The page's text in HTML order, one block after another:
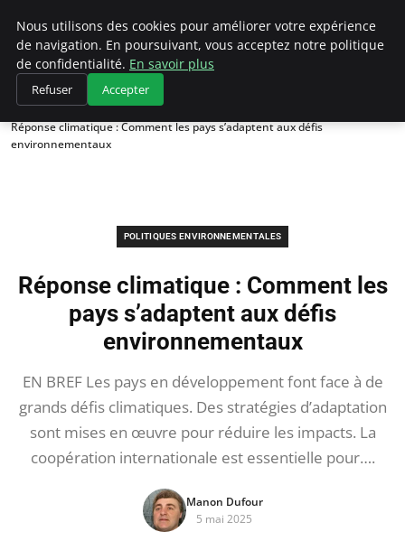
Climategatecountryclub.com
Accueil
Politiques environnementales
Réponse climatique : Comment les pays s’adaptent aux défis
environnementaux
POLITIQUES ENVIRONNEMENTALES
Réponse climatique : Comment les
pays s’adaptent aux défis
environnementaux
EN BREF Les pays en développement font face à de
grands défis climatiques. Des stratégies d’adaptation
sont mises en œuvre pour réduire les impacts. La
coopération internationale est essentielle pour….
Manon Dufour
5 mai 2025
Nous utilisons des cookies pour améliorer votre expérience
de navigation. En poursuivant, vous acceptez notre politique
de confidentialité. En savoir plus
Refuser Accepter